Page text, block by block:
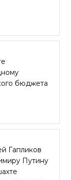
бюджета
Гапликов
Путину